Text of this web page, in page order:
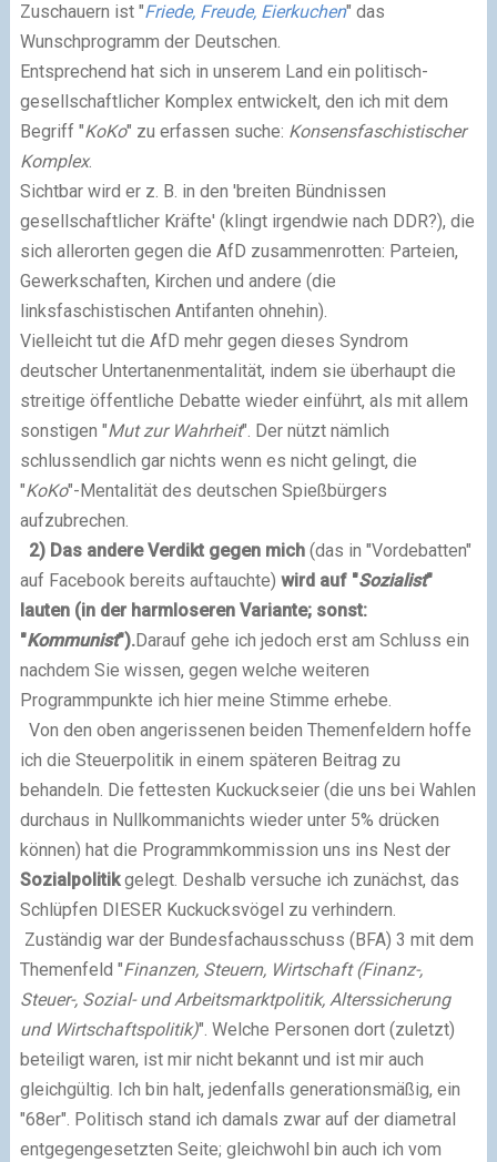
Zuschauern ist "Friede, Freude, Eierkuchen" das
Wunschprogramm der Deutschen.
Entsprechend hat sich in unserem Land ein politisch-
gesellschaftlicher Komplex entwickelt, den ich mit dem
Begriff "KoKo" zu erfassen suche: Konsensfaschistischer
Komplex.
Sichtbar wird er z. B. in den 'breiten Bündnissen
gesellschaftlicher Kräfte' (klingt irgendwie nach DDR?), die
sich allerorten gegen die AfD zusammenrotten: Parteien,
Gewerkschaften, Kirchen und andere (die
linksfaschistischen Antifanten ohnehin).
Vielleicht tut die AfD mehr gegen dieses Syndrom
deutscher Untertanenmentalität, indem sie überhaupt die
streitige öffentliche Debatte wieder einführt, als mit allem
sonstigen "Mut zur Wahrheit". Der nützt nämlich
schlussendlich gar nichts wenn es nicht gelingt, die
"KoKo"-Mentalität des deutschen Spießbürgers
aufzubrechen.
2) Das andere Verdikt gegen mich(das in "Vordebatten"
auf Facebook bereits auftauchte) wird auf "Sozialist"
lauten (in der harmloseren Variante; sonst:
"Kommunist").Darauf gehe ich jedoch erst am Schluss ein
nachdem Sie wissen, gegen welche weiteren
Programmpunkte ich hier meine Stimme erhebe.
Von den oben angerissenen beiden Themenfeldern hoffe
ich die Steuerpolitik in einem späteren Beitrag zu
behandeln. Die fettesten Kuckuckseier (die uns bei Wahlen
durchaus in Nullkommanichts wieder unter 5% drücken
können) hat die Programmkommission uns ins Nest der
Sozialpolitikgelegt. Deshalb versuche ich zunächst, das
Schlüpfen DIESER Kuckucksvögel zu verhindern.
Zuständig war der Bundesfachausschuss (BFA) 3 mit dem
Themenfeld "Finanzen, Steuern, Wirtschaft (Finanz-,
Steuer-, Sozial- und Arbeitsmarktpolitik, Alterssicherung
und Wirtschaftspolitik)". Welche Personen dort (zuletzt)
beteiligt waren, ist mir nicht bekannt und ist mir auch
gleichgültig. Ich bin halt, jedenfalls generationsmäßig, ein
"68er". Politisch stand ich damals zwar auf der diametral
entgegengesetzten Seite; gleichwohl bin auch ich vom